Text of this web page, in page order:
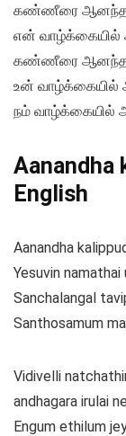
கண்ணீரை ஆனந்த
என் வாழ்க்கையில்
கண்ணீரை ஆனந்த
உன் வாழ்க்கையில்
நம் வாழ்க்கையில்
Aanandha
English
Aanandha
Yesuvin
Sanchalangal
Santhosamum
Vidivelli
andhagara irulai
Engum ethilum